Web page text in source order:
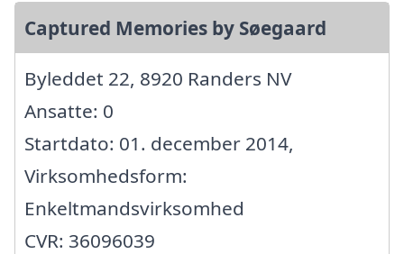
Captured Memories by Søegaard
Byleddet 22, 8920 Randers NV
Ansatte: 0
Startdato: 01. december 2014,
Virksomhedsform:
Enkeltmandsvirksomhed
CVR: 36096039